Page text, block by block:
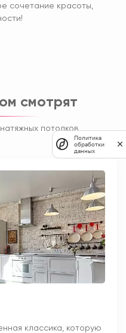
сочетание красоты,
смотрят
потолков
классика, которую
Политика
обработки
данных